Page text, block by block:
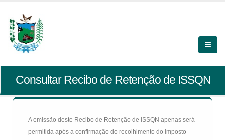
Consultar Recibo de Retenção de ISSQN
A emissão deste Recibo de Retenção de ISSQN apenas será
permitida após a confirmação do recolhimento do imposto